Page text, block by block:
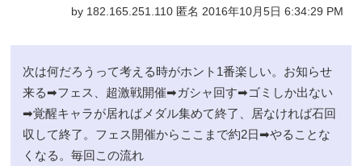
by 182.165.251.110 匿名 2016年10月5日 6:34:29 PM
次は何だろうって考える時がホント1番楽しい。お知らせ
来る➡フェス、超激戦開催➡ガシャ回す➡ゴミしか出ない
➡覚醒キャラが居ればメダル集めて終了、居なければ石回
収して終了。フェス開催からここまで約2日➡やることな
くなる。毎回この流れ